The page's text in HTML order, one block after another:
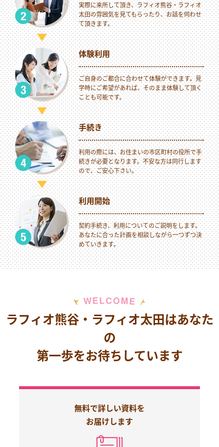
実際に来所して頂き、ラフィオ熊谷・ラフィオ
太田の雰囲気を見てもらったり、お話を伺わせ
て頂きます。
体験利用
ご自身のご都合に合わせて体験ができます。見
学時にご希望があれば、そのまま体験して頂く
ことも可能です。
手続き
利用の際には、お住まいの市区町村の役所で手
続きが必要となります。不安な方は同行します
ので、ご安心下さい。
利用開始
契約手続き、利用についてのご説明をします。
あなたに合った計画を相談しながら一つずつ決
めていきます。
WELCOME
ラフィオ熊谷・ラフィオ太田はあなた
の
第一歩をお待ちしています
無料で詳しい資料を
お届けします